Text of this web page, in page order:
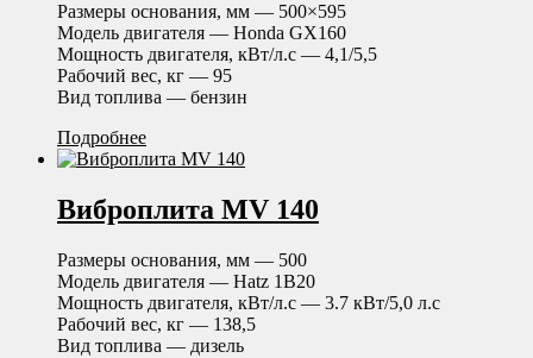
Размеры основания, мм — 500×595
Модель двигателя — Honda GX160
Мощность двигателя, кВт/л.с — 4,1/5,5
Рабочий вес, кг — 95
Вид топлива — бензин
Подробнее
Виброплита MV 140
Размеры основания, мм — 500
Модель двигателя — Hatz 1B20
Мощность двигателя, кВт/л.с — 3.7 кВт/5,0 л.с
Рабочий вес, кг — 138,5
Вид топлива — дизель